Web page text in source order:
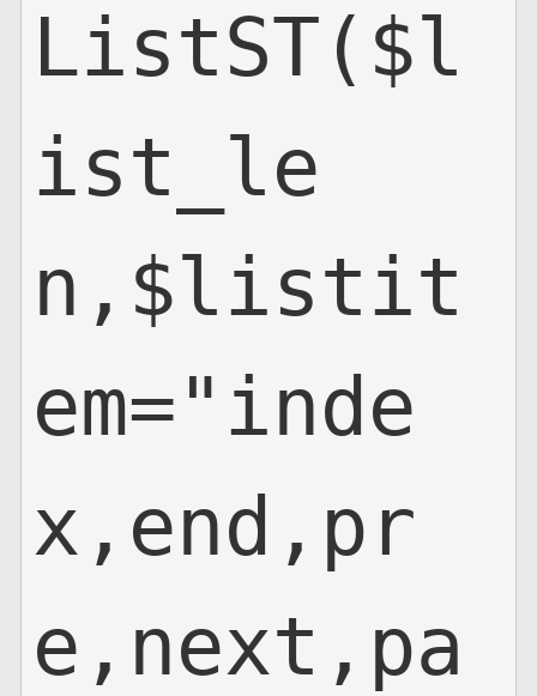
ListST($l
ist_le
n,$listit
em="inde
x,end,pr
e,next,pa